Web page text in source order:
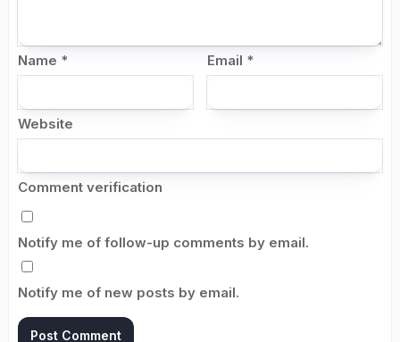
Name * Email *
Website
Comment verification
Notify me of follow-up comments by email.
Notify me of new posts by email.